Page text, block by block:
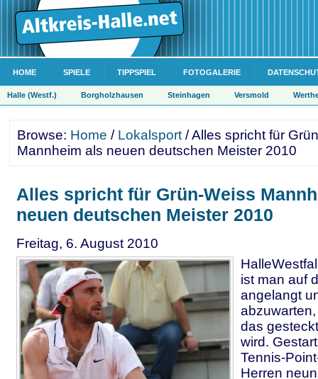
HOME SPIELE TIPPSPIEL FOTOGALERIE
Halle (Westf.) Borgholzhausen Steinhagen Versmold
Browse: Home / Lokalsport / Alles spricht für
Mannheim als neuen deutschen Meister 2010
Alles spricht für Grün-Weiss
neuen deutschen Meister 2010
Freitag, 6. August 2010
ist man auf
angelangt
das
wird.
Tennis-
Herren